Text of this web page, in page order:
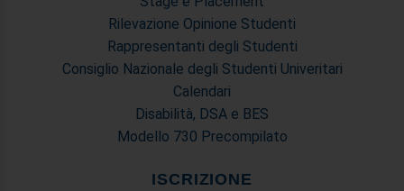
Rilevazione Opinione Studenti
Rappresentanti degli Studenti
Consiglio Nazionale degli Studenti Univeritari
Calendari
Disabilità, DSA e BES
Modello 730 Precompilato
ISCRIZIONE